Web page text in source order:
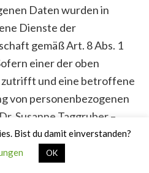
Daten wurden in
Dienste der
gemäß Art. 8 Abs. 1
einer der oben
zutrifft und eine betroffene
von personenbezogenen
Susanne Taggruber –
gespeichert sind,
kann sie sich hierzu
Bist du damit einverstanden?
OK